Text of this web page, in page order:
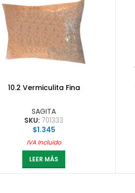
10.2 Vermiculita Fina
SAGITA
SKU: 701333
$1.345
IVA Incluido
LEER MÁS